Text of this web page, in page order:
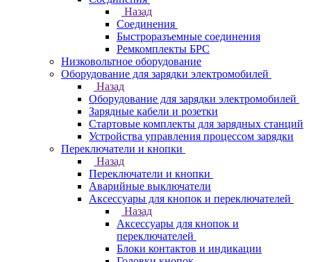
Назад
Соединения
Быстроразъемные соединения
Ремкомплекты БРС
Низковольтное оборудование
Оборудование для зарядки электромобилей
Назад
Оборудование для зарядки электромобилей
Зарядные кабели и розетки
Стартовые комплекты для зарядных станций
Устройства управления процессом зарядки
Переключатели и кнопки
Назад
Переключатели и кнопки
Аварийные выключатели
Аксессуары для кнопок и переключателей
Назад
Аксессуары для кнопок и
переключателей
Блоки контактов и индикации